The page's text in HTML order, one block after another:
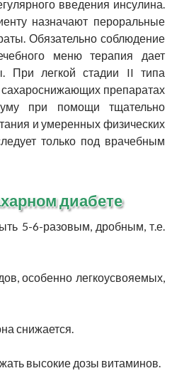
введения инсулина.
назначают пероральные
Обязательно соблюдение
меню терапия дает
При легкой стадии II типа
сахароснижающих препаратах
при помощи тщательно
и умеренных физических
только под врачебным
диабете
5-6-разовым, дробным, т.е.
особенно легкоусвояемых,
снижается.
высокие дозы витаминов.